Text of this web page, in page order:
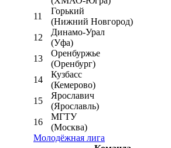
11
Горький
(Нижний Новгород)
12
Динамо-Урал
(Уфа)
13
Оренбуржье
(Оренбург)
14
Кузбасс
(Кемерово)
15
Ярославич
(Ярославль)
16
МГТУ
(Москва)
Молодёжная лига